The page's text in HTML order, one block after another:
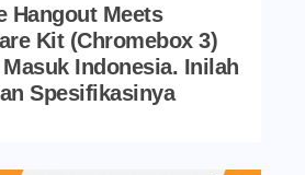
Hangout Meets
Kit (Chromebox 3)
Indonesia. Inilah
Spesifikasinya